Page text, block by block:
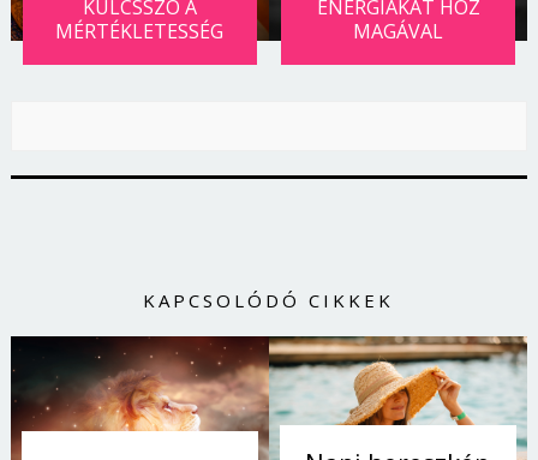
KULCSSZÓ A
MÉRTÉKLETESSÉG
ENERGIÁKAT HOZ
MAGÁVAL
KAPCSOLÓDÓ CIKKEK
Borsonline bejelentkezés
E-mail cím vagy felhasználónév